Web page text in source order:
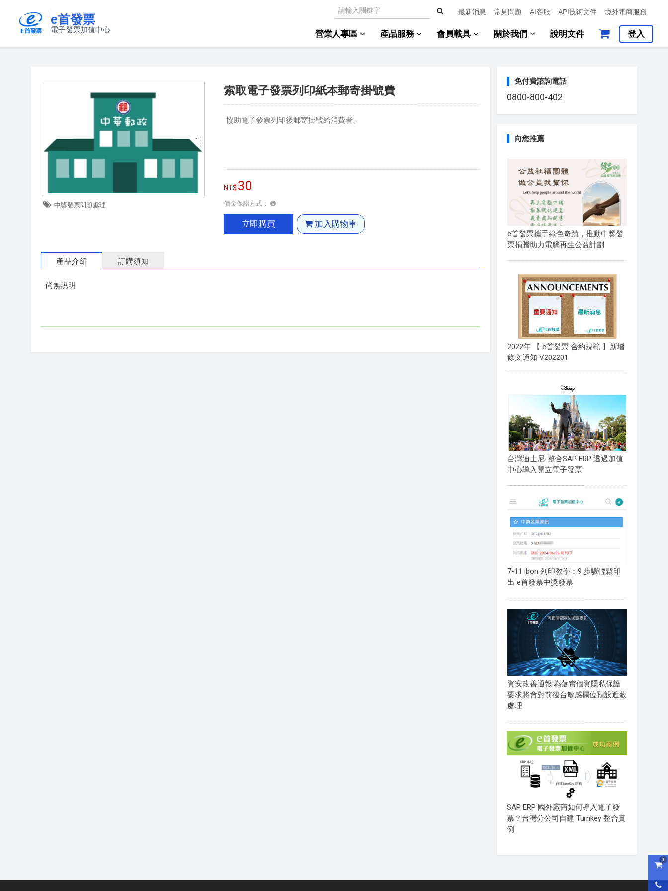
購
0
e首發票
電子發票加值中心
最新消息 常見問題 AI客服 API技術文件 境外電商服務
營業人專區 產品服務 會員載具 關於我們 說明文件 登入
中獎發票問題處理
索取電子發票列印紙本郵寄掛號費
協助電子發票列印後郵寄掛號給消費者。
30
價金保證方式：
立即購買 加入購物車
產品介紹 訂購須知
尚無說明
免付費諮詢電話
0800-800-402
向您推薦
e首發票攜手綠色奇蹟，推動中獎發
票捐贈助力電腦再生公益計劃
2022年 【 e首發票 合約規範 】新增
條文通知 V202201
台灣迪士尼-整合SAP ERP 透過加值
中心導入開立電子發票
7-11 ibon 列印教學：9 步驟輕鬆印
出 e首發票中獎發票
資安改善通報:為落實個資隱私保護
要求將會對前後台敏感欄位預設遮蔽
處理
SAP ERP 國外廠商如何導入電子發
票？台灣分公司自建 Turnkey 整合實
例